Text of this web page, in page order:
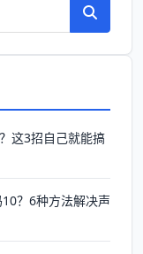
这3招自己就能搞
？6种方法解决声